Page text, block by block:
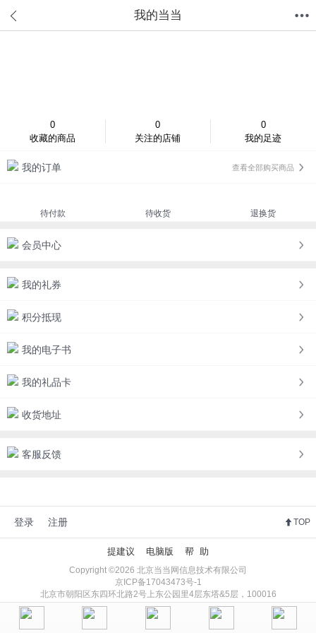
我的当当
0
收藏的商品
0
关注的店铺
0
我的足迹
我的订单 查看全部购买商品
待付款 待收货 退换货
会员中心
我的礼券
积分抵现
我的电子书
我的礼品卡
收货地址
客服反馈
登录 注册 TOP
提建议 电脑版 帮 助
Copyright ©2026 北京当当网信息技术有限公司
京ICP备17043473号-1
北京市朝阳区东四环北路2号上东公园里4层东塔&5层，100016